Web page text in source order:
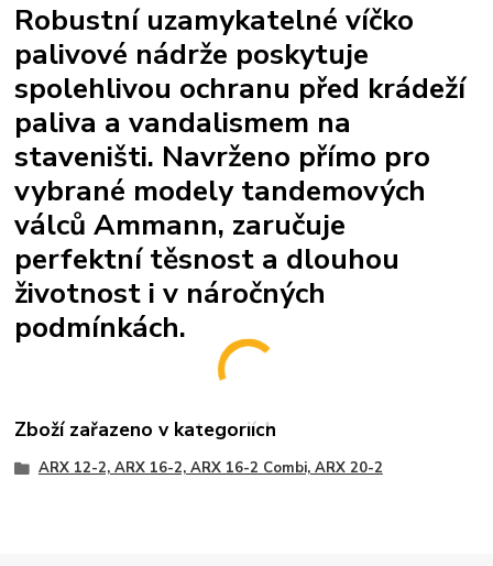
Robustní uzamykatelné víčko
palivové nádrže poskytuje
spolehlivou ochranu před krádeží
paliva a vandalismem na
staveništi. Navrženo přímo pro
vybrané modely tandemových
válců Ammann, zaručuje
perfektní těsnost a dlouhou
životnost i v náročných
podmínkách.
Zboží zařazeno v kategoriích
ARX 12-2, ARX 16-2, ARX 16-2 Combi, ARX 20-2